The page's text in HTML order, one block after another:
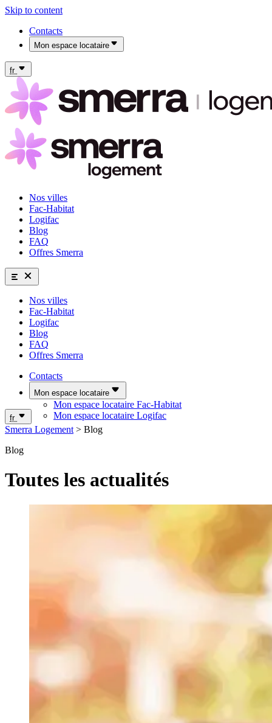
Skip to content
Contacts
Mon espace locataire
fr
Nos villes
Fac-Habitat
Logifac
Blog
FAQ
Offres Smerra
Nos villes
Fac-Habitat
Logifac
Blog
FAQ
Offres Smerra
Contacts
Mon espace locataire
Mon espace locataire Fac-Habitat
Mon espace locataire Logifac
fr
Smerra Logement > Blog
Blog
Toutes les actualités